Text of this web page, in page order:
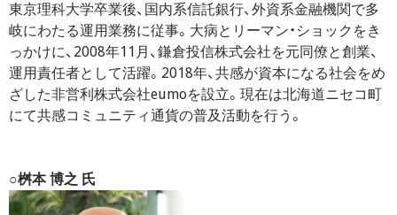
東京理科大学卒業後、国内系信託銀行、外資系金融機関で多
岐にわたる運用業務に従事。大病とリーマン・ショックをき
っかけに、2008年11月、鎌倉投信株式会社を元同僚と創業、
運用責任者として活躍。2018年、共感が資本になる社会をめ
ざした非営利株式会社eumoを設立。現在は北海道ニセコ町
にて共感コミュニティ通貨の普及活動を行う。
○桝本 博之 氏